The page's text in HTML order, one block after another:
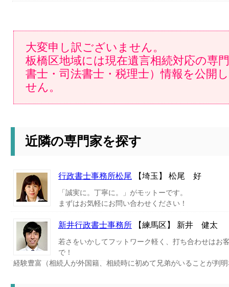
大変申し訳ございません。
板橋区地域には現在遺言相続対応の専
書士・司法書士・税理士）情報を公開
せん。
近隣の専門家を探す
行政書士事務所松尾 【埼玉】 松尾 好
「誠実に。丁寧に。」がモットーです。
まずはお気軽にお問い合わせください！
新井行政書士事務所 【練馬区】 新井 健太
若さをいかしてフットワーク軽く、打ち合わせはお
で！
経験豊富（相続人が外国籍、相続時に初めて兄弟がいることが判